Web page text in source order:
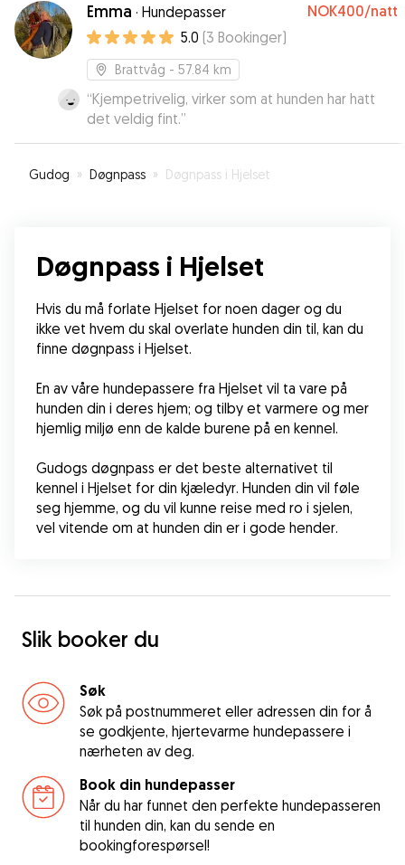
Emma · Hundepasser NOK400/natt
5.0 (3 Bookinger)
Brattvåg - 57.84 km
“Kjempetrivelig, virker som at hunden har hatt
det veldig fint.”
Gudog » Døgnpass » Døgnpass i Hjelset
Døgnpass i Hjelset
Hvis du må forlate Hjelset for noen dager og du
ikke vet hvem du skal overlate hunden din til, kan du
finne døgnpass i Hjelset.
En av våre hundepassere fra Hjelset vil ta vare på
hunden din i deres hjem; og tilby et varmere og mer
hjemlig miljø enn de kalde burene på en kennel.
Gudogs døgnpass er det beste alternativet til
kennel i Hjelset for din kjæledyr. Hunden din vil føle
seg hjemme, og du vil kunne reise med ro i sjelen,
vel vitende om at hunden din er i gode hender.
Slik booker du
Søk
Søk på postnummeret eller adressen din for å
se godkjente, hjertevarme hundepassere i
nærheten av deg.
Book din hundepasser
Når du har funnet den perfekte hundepasseren
til hunden din, kan du sende en
bookingforespørsel!